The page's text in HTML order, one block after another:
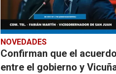
NOVEDADES
Confirman que el acuerdo
entre el gobierno y